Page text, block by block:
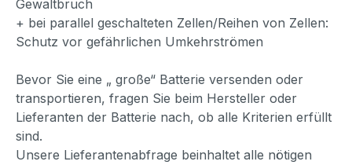
Gewaltbruch
+ bei parallel geschalteten Zellen/Reihen von Zellen:
Schutz vor gefährlichen Umkehrströmen
Bevor Sie eine „ große“ Batterie versenden oder
transportieren, fragen Sie beim Hersteller oder
Lieferanten der Batterie nach, ob alle Kriterien erfüllt
sind.
Unsere Lieferantenabfrage beinhaltet alle nötigen